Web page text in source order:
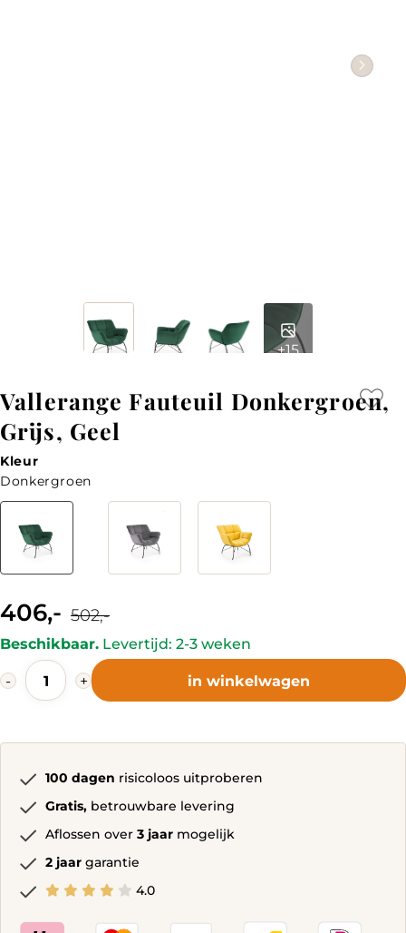
+15
Vallerange Fauteuil Donkergroen,
Grijs, Geel
Kleur
Donkergroen
Kleur
406,- Current
price
is:
406,-.
502,-price
was:
502,-.
Beschikbaar. Levertijd: 2-3 weken
-
Vallerange
Fauteuil
Donkergroen,
+ in winkelwagen
100 dagen risicoloos uitproberen
Gratis, betrouwbare levering
Aflossen over 3 jaar mogelijk
2 jaar garantie
4.0